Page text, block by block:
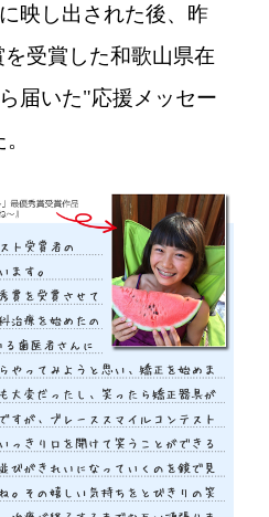
映し出された後、昨
受賞した和歌山県在
届いた"応援メッセー